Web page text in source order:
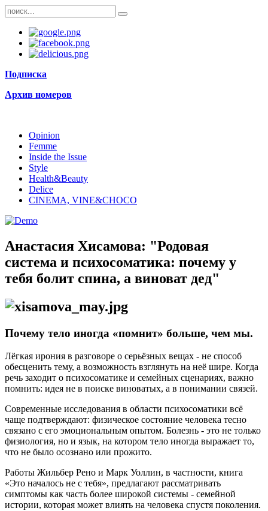
Подписка
Архив номеров
Opinion
Femme
Inside the Issue
Style
Health&Beauty
Delice
CINEMA, VINE&CHOCO
Анастасия Хисамова: "Родовая
система и психосоматика: почему у
тебя болит спина, а виноват дед"
Почему тело иногда «помнит» больше, чем мы.
Лёгкая ирония в разговоре о серьёзных вещах - не способ
обесценить тему, а возможность взглянуть на неё шире. Когда
речь заходит о психосоматике и семейных сценариях, важно
помнить: идея не в поиске виноватых, а в понимании связей.
Современные исследования в области психосоматики всё
чаще подтверждают: физическое состояние человека тесно
связано с его эмоциональным опытом. Болезнь - это не только
физиология, но и язык, на котором тело иногда выражает то,
что не было осознано или прожито.
Работы Жильбер Рено и Марк Уоллин, в частности, книга
«Это началось не с тебя», предлагают рассматривать
симптомы как часть более широкой системы - семейной
истории, которая может влиять на человека спустя поколения.